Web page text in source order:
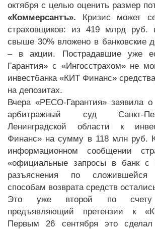
октября с целью оценить размер
«Коммерсантъ». Кризис может
страховщиков: из 419 млрд руб.
свыше 30% вложено в банковские
– в акции. Пострадавшие уже
Гарантия» с «Ингосстрахом» не
инвестбанка «КИТ Финанс»
на депозитах.
Вчера «РЕСО-Гарантия» заявила
арбитражный суд Санкт-
Ленинградской области к
Финанс» на сумму в 118 млн руб.
информационном сообщении
«официальные запросы в банк с
разъяснения по
способам возврата средств
Это уже второй по счету
предъявляющий претензии к
Первым 26 сентября это сделал